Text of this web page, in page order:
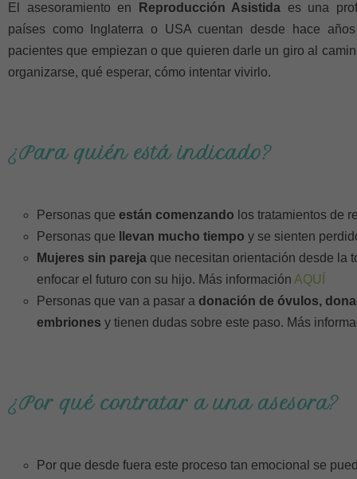
El asesoramiento en Reproducción Asistida es una
países como Inglaterra o USA cuentan desde hace
pacientes que empiezan o que quieren darle un giro al
organizarse, qué esperar, cómo intentar vivirlo.
¿Para quién está indicado?
Personas que están comenzando los tratamientos de
Personas que
llevan mucho tiempo y se sienten
Mujeres sin pareja que necesitan orientación desde la
enfocar el futuro con su hijo. Más información AQUÍ
Personas que van a pasar a donación de óvulos,
embriones y tienen dudas sobre este paso. Más
¿Por qué contratar a una asesora?
Por que desde fuera este proceso tan emocional se